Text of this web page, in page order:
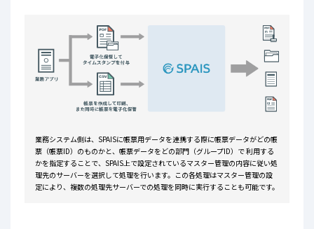
業務システム側は、SPAISに帳票用データを連携する際に帳票データがどの帳
票（帳票ID）のものかと、帳票データをどの部門 （グループID）で 利用する
かを指定することで、SPAIS上で設定されているマスター管理の内容に従い処
理先のサーバーを選択して処理を行います。この各処理はマスター管理の設
定により、複数の処理先サーバーでの処理を同時に実行することも可能です。